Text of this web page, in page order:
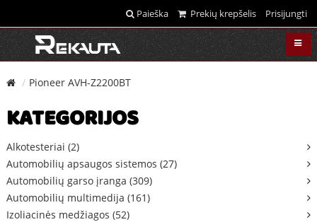
Paieška Prekių krepšelis Prisijungti
Pioneer AVH-Z2200BT
KATEGORIJOS
Alkotesteriai (2)
Automobilių apsaugos sistemos (27)
Automobilių garso įranga (309)
Automobilių multimedija (161)
Izoliacinės medžiagos (52)